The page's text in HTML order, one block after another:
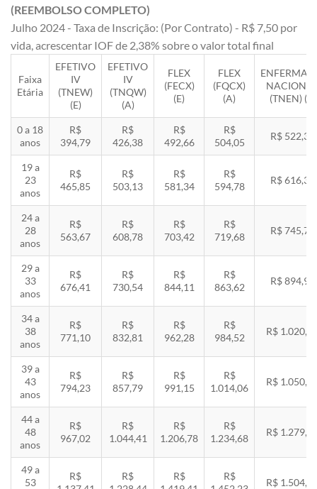
(REEMBOLSO COMPLETO)
Julho 2024 - Taxa de Inscrição: (Por Contrato) - R$ 7,50 por
vida, acrescentar IOF de 2,38% sobre o valor total final
Faixa
Etária
EFETIVO
IV
(TNEW)
(E)
EFETIVO
IV
(TNQW)
(A)
FLEX
(FECX)
(E)
FLEX
(FQCX)
(A)
(TNEN) (E)
0 a 18
anos
R$
394,79
R$
426,38
R$
492,66
R$
504,05
R$ 522,33
19 a
23
anos
R$
465,85
R$
503,13
R$
581,34
R$
594,78
R$ 616,35
24 a
28
anos
R$
563,67
R$
608,78
R$
703,42
R$
719,68
R$ 745,78
29 a
33
anos
R$
676,41
R$
730,54
R$
844,11
R$
863,62
R$ 894,94
34 a
38
anos
R$
771,10
R$
832,81
R$
962,28
R$
984,52
R$
39 a
43
anos
R$
794,23
R$
857,79
R$
991,15
R$
1.014,06
R$
44 a
48
anos
R$
967,02
R$
1.044,41
R$
1.206,78
R$
1.234,68
R$
49 a
53
R$
R$
R$
R$
R$